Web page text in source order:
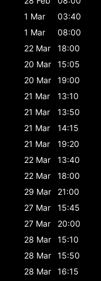
1 Mar
03:40
1 Mar
08:00
22 Mar
18:00
20 Mar
15:05
20 Mar
19:00
21 Mar
13:10
21 Mar
13:50
21 Mar
14:15
21 Mar
19:20
22 Mar
13:40
22 Mar
18:00
29 Mar
21:00
27 Mar
15:45
27 Mar
20:00
28 Mar
15:10
28 Mar
15:50
28 Mar
16:15